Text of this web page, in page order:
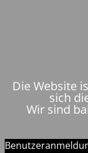
Die Website
sich
Wir sind